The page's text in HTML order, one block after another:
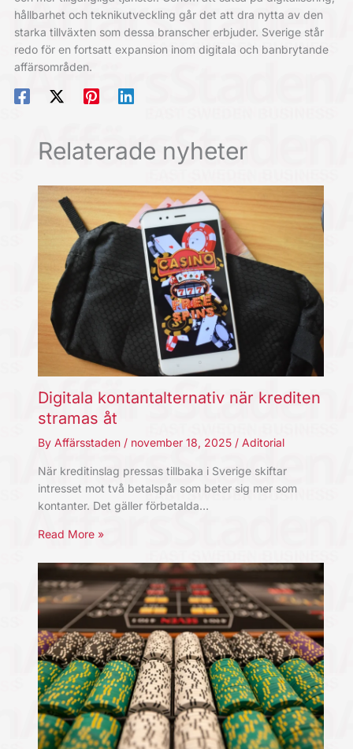
hållbarhet och teknikutveckling går det att dra nytta av den
starka tillväxten som dessa branscher erbjuder. Sverige står
redo för en fortsatt expansion inom digitala och banbrytande
affärsområden.
Relaterade nyheter
Digitala kontantalternativ när krediten
stramas åt
By Affärsstaden / november 18, 2025 / Aditorial
När kreditinslag pressas tillbaka i Sverige skiftar
intresset mot två betalspår som beter sig mer som
kontanter. Det gäller förbetalda…
Read More »